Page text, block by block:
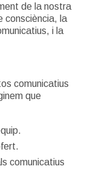
de la nostra
consciència, la
i la
comunicatius
que
comunicatius